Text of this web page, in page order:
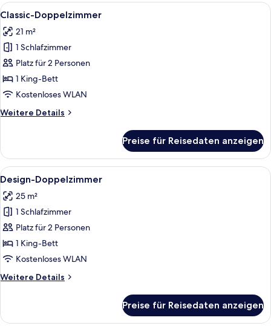
Alle
Fotos
für
Classic-
Doppelzimmer
anzeigen
Ein Hotelzimmer mit einem großen
4
Classic-Doppelzimmer
21 m²
1 Schlafzimmer
Platz für 2 Personen
1 King-Bett
Kostenloses WLAN
Weitere Details
Weitere
Doppelzimmer
Preise für Reisedaten anzeigen
Alle
Fotos
für
Design-
Doppelzimmer
anzeigen
Ein Hotelzimmer mit einem großen
4
Design-Doppelzimmer
25 m²
1 Schlafzimmer
Platz für 2 Personen
1 King-Bett
Kostenloses WLAN
Weitere Details
Weitere
Doppelzimmer
Preise für Reisedaten anzeigen